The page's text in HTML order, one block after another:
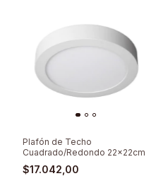
Plafón de Techo
Cuadrado/Redondo 22x22cm
$17.042,00